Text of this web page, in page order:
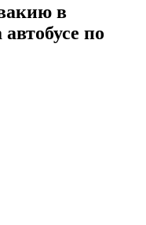
в
по